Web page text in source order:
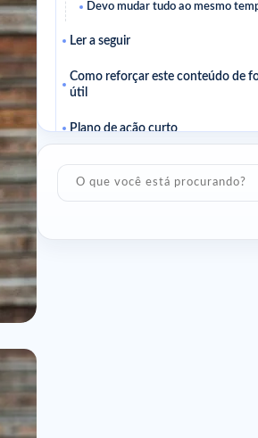
Devo mudar tudo ao mesmo
Ler a seguir
Como reforçar este conteúdo de
útil
Plano de ação curto
Perguntas úteis